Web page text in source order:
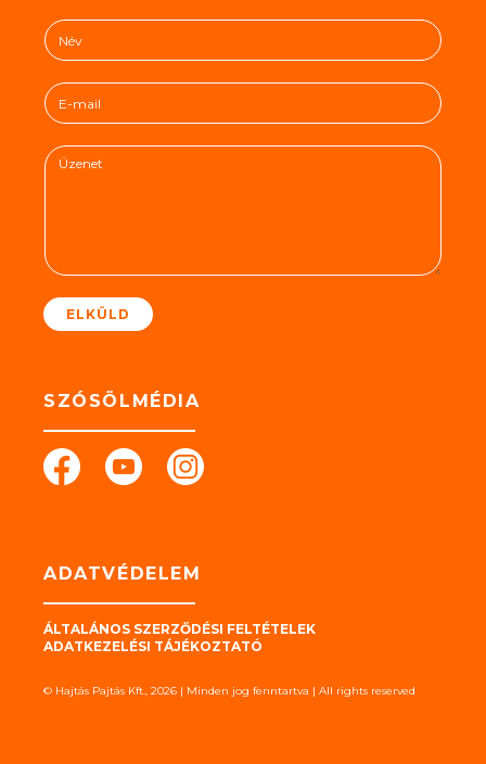
N
é
*E
-
a
Ü
t
ELKÜLD
SZÓSÖLMÉDIA
ADATVÉDELEM
ÁLTALÁNOS SZERZŐDÉSI FELTÉTELEK
ADATKEZELÉSI TÁJÉKOZTATÓ
© Hajtás Pajtás Kft., 2026 | Minden jog fenntartva | All rights reserved